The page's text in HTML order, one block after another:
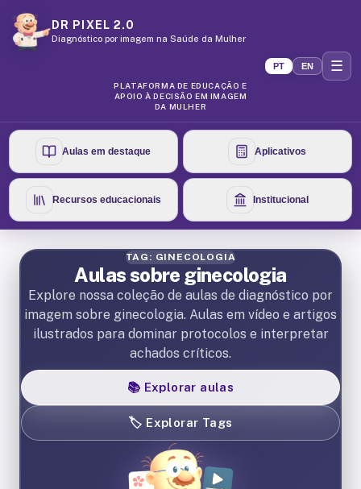
DR PIXEL 2.0
Diagnóstico por imagem na Saúde da Mulher
PLATAFORMA DE EDUCAÇÃO E
APOIO À DECISÃO EM IMAGEM
DA MULHER
PT EN ☰
Aulas em destaque Aplicativos
Recursos educacionais Institucional
TAG: GINECOLOGIA
Aulas sobre ginecologia
Explore nossa coleção de aulas de diagnóstico por
imagem sobre ginecologia. Aulas em vídeo e artigos
ilustrados para dominar protocolos e interpretar
achados críticos.
📚 Explorar aulas
🏷️ Explorar Tags